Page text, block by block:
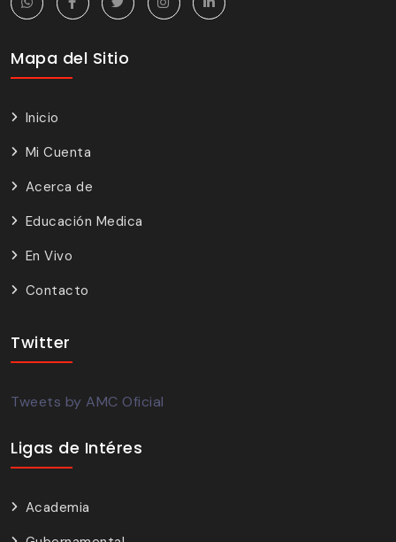
Mapa del Sitio
Inicio
Mi Cuenta
Acerca de
Educación Medica
En Vivo
Contacto
Twitter
Tweets by AMC Oficial
Ligas de Intéres
Academia